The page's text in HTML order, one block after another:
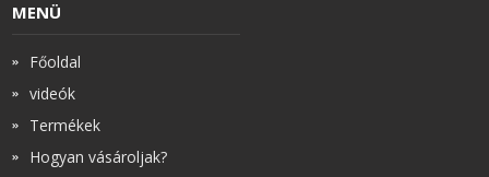
MENÜ
Főoldal
videók
Termékek
Hogyan vásároljak?